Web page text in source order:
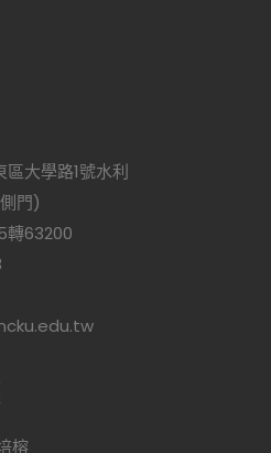
區大學路1號水利
門)
轉63200
榕